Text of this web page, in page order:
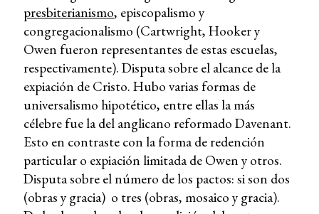
presbiterianismo, episcopalismo y
congregacionalismo (Cartwright, Hooker y
Owen fueron representantes de estas escuelas,
respectivamente). Disputa sobre el alcance de la
expiación de Cristo. Hubo varias formas de
universalismo hipotético, entre ellas la más
célebre fue la del anglicano reformado Davenant.
Esto en contraste con la forma de redención
particular o expiación limitada de Owen y otros.
Disputa sobre el número de los pactos: si son dos
(obras y gracia) o tres (obras, mosaico y gracia).